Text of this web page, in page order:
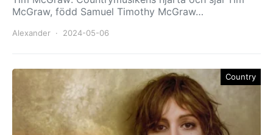
McGraw, född Samuel Timothy McGraw…
Alexander 2024-05-06
Country